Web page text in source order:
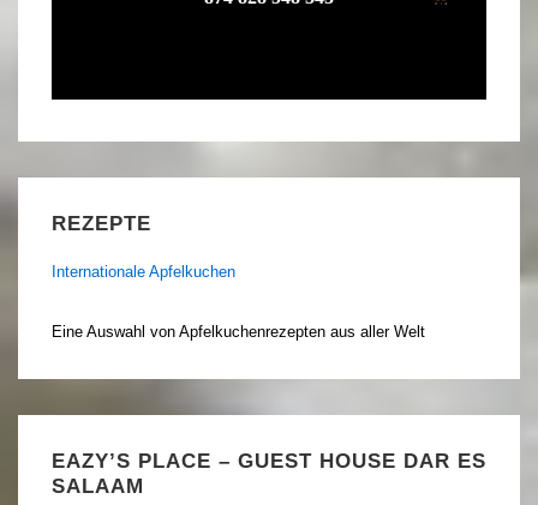
REZEPTE
Internationale Apfelkuchen
Eine Auswahl von Apfelkuchenrezepten aus aller Welt
EAZY’S PLACE – GUEST HOUSE DAR ES
SALAAM